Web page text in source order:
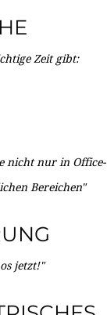
Zeit gibt:
nicht nur in Office-
Bereichen"
jetzt!"